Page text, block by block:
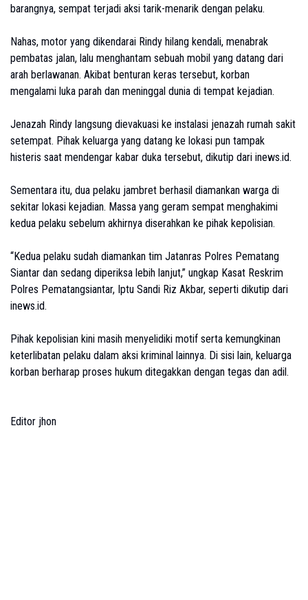
barangnya, sempat terjadi aksi tarik-menarik dengan pelaku.
Nahas, motor yang dikendarai Rindy hilang kendali, menabrak
pembatas jalan, lalu menghantam sebuah mobil yang datang dari
arah berlawanan. Akibat benturan keras tersebut, korban
mengalami luka parah dan meninggal dunia di tempat kejadian.
Jenazah Rindy langsung dievakuasi ke instalasi jenazah rumah sakit
setempat. Pihak keluarga yang datang ke lokasi pun tampak
histeris saat mendengar kabar duka tersebut, dikutip dari inews.id.
Sementara itu, dua pelaku jambret berhasil diamankan warga di
sekitar lokasi kejadian. Massa yang geram sempat menghakimi
kedua pelaku sebelum akhirnya diserahkan ke pihak kepolisian.
“Kedua pelaku sudah diamankan tim Jatanras Polres Pematang
Siantar dan sedang diperiksa lebih lanjut,” ungkap Kasat Reskrim
Polres Pematangsiantar, Iptu Sandi Riz Akbar, seperti dikutip dari
inews.id.
Pihak kepolisian kini masih menyelidiki motif serta kemungkinan
keterlibatan pelaku dalam aksi kriminal lainnya. Di sisi lain, keluarga
korban berharap proses hukum ditegakkan dengan tegas dan adil.
Editor jhon